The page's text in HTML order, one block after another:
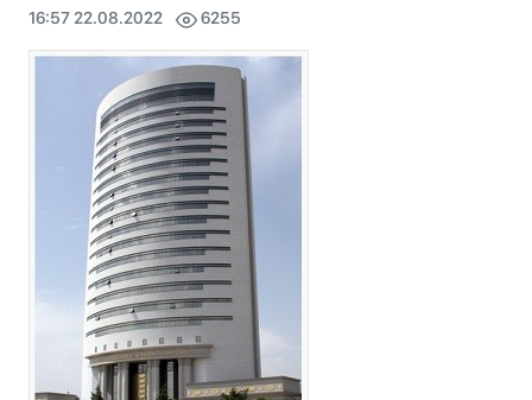
16:57 22.08.2022 6255